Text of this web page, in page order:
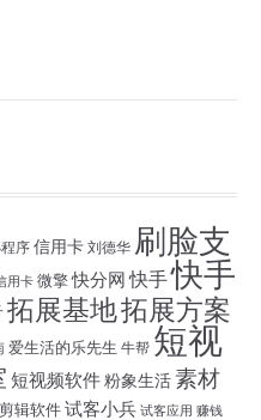
序信用卡刘德华 刷脸支
用卡 微擎快分网 快手快手
拓展基地拓展方案
爱生活的乐先生 牛帮 短视
短视频软件粉象生活素材
辑软件试客小兵 试客应用 赚钱